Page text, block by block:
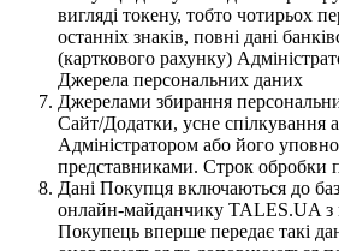
вигляді токену, тобто чотирьох
останніх знаків, повні дані
(карткового рахунку)
Джерела персональних даних
Джерелами збирання
Сайт/Додатки, усне спілкування
Адміністратором або його
представниками. Строк обробки
Дані Покупця включаються до
онлайн-майданчику TALES.UA з
Покупець вперше передає такі